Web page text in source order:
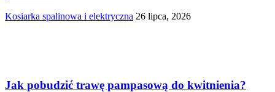
Kosiarka spalinowa i elektryczna 26 lipca, 2026
Jak pobudzić trawę pampasową do kwitnienia?